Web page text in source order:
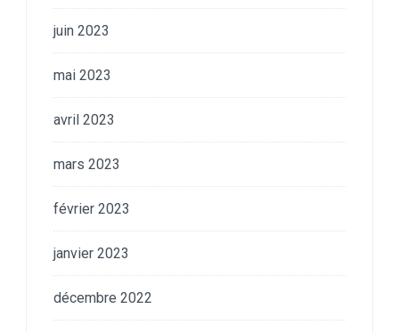
juin 2023
mai 2023
avril 2023
mars 2023
février 2023
janvier 2023
décembre 2022